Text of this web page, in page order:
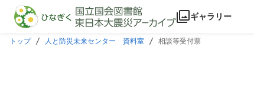
本文に飛ぶ
ギャラリー
トップ 人と防災未来センター 資料室 相談等受付票